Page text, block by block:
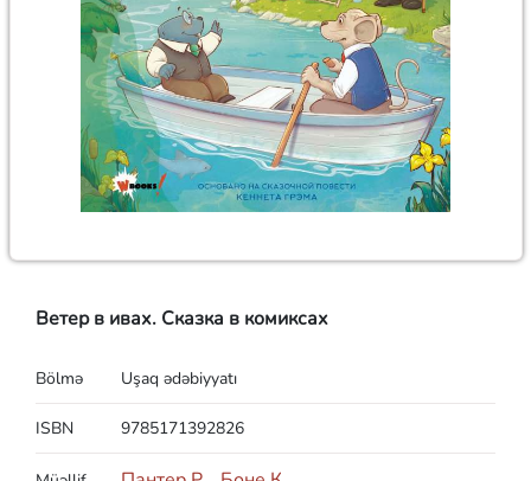
Ветер в ивах. Сказка в комиксах
Bölmə Uşaq ədəbiyyatı
ISBN 9785171392826